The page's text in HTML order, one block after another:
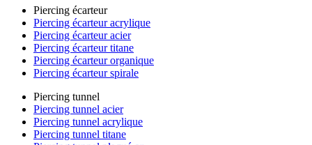
Piercing écarteur
Piercing écarteur acrylique
Piercing écarteur acier
Piercing écarteur titane
Piercing écarteur organique
Piercing écarteur spirale
Piercing tunnel
Piercing tunnel acier
Piercing tunnel acrylique
Piercing tunnel titane